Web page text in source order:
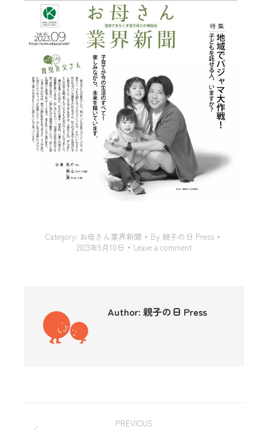
Category: お母さん業界新聞 By 親子の日 Press
2023年9月10日
Leave a comment
Author: 親子の日 Press
PREVIOUS